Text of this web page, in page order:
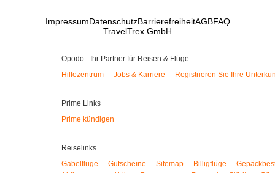
ImpressumDatenschutzBarrierefreiheitAGBFAQ
TravelTrex GmbH